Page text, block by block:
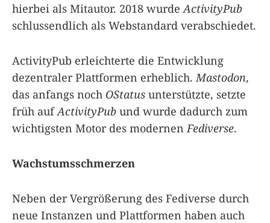
hierbei als Mitautor. 2018 wurde ActivityPub
schlussendlich als Webstandard verabschiedet.
ActivityPub erleichterte die Entwicklung
dezentraler Plattformen erheblich. Mastodon,
das anfangs noch OStatus unterstützte, setzte
früh aufActivityPub und wurde dadurch zum
wichtigsten Motor des modernen Fediverse.
Wachstumsschmerzen
Neben der Vergrößerung des Fediverse durch
neue Instanzen und Plattformen haben auch